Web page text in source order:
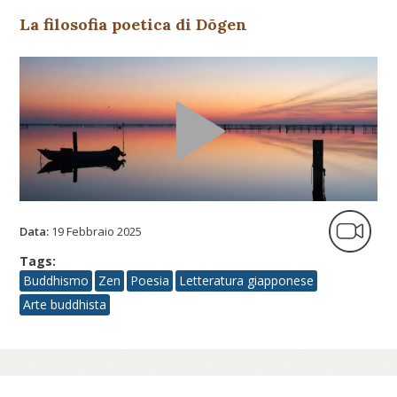
La filosofia poetica di Dōgen
Data: 19 Febbraio 2025
Tags:
Buddhismo
Zen Poesia
Letteratura giapponese
Arte buddhista